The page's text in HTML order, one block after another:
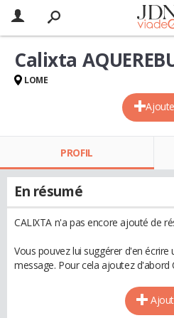
Calixta
LOME
PROFIL
En résumé
CALIXTA n'a pas encore ajouté de
Vous pouvez lui suggérer d'en écrire
message. Pour cela ajoutez d'abord